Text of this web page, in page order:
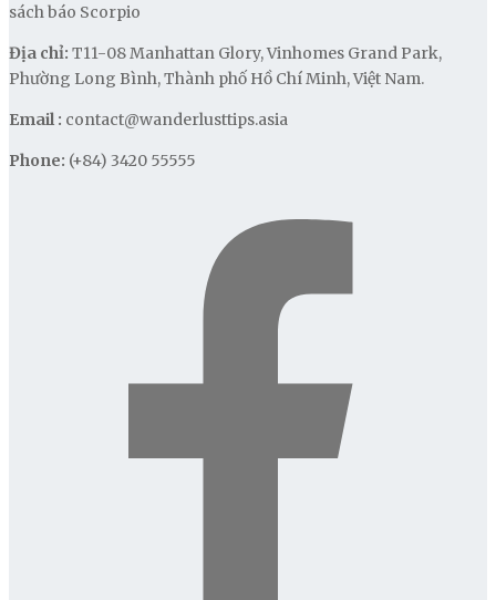
sách báo Scorpio
Địa chỉ: T11-08 Manhattan Glory, Vinhomes Grand Park,
Phường Long Bình, Thành phố Hồ Chí Minh, Việt Nam.
Email : contact@wanderlusttips.asia
Phone: (+84) 3420 55555